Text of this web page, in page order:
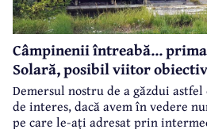
Câmpinenii întreabă...
Solară, posibil viitor
Demersul nostru de a găzdui
de interes, dacă avem în vedere
pe care le-ați adresat prin